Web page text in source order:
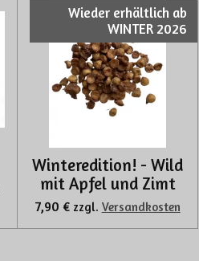
Wieder erhältlich ab
WINTER 2026
Winteredition! - Wild
mit Apfel und Zimt
7,90 € zzgl. Versandkosten